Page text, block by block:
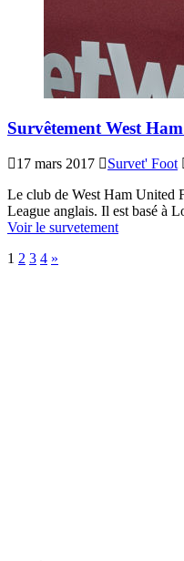
Survêtement West
17 mars 2017 Survet' Foot
Le club de West Ham United
League anglais. Il est basé à
Voir le survetement
1 2 3 4 »